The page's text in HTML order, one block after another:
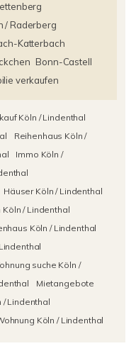
/ Raderberg
Katterbach
Bonn-Castell
verkaufen
Köln / Lindenthal
Reihenhaus Köln /
Immo Köln /
Häuser Köln / Lindenthal
Köln / Lindenthal
Köln / Lindenthal
suche Köln /
Mietangebote
/ Lindenthal
Köln / Lindenthal